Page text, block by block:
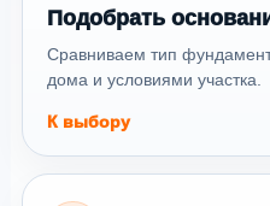
Подобрать
Сравниваем тип
дома и условиями участка.
К выбору